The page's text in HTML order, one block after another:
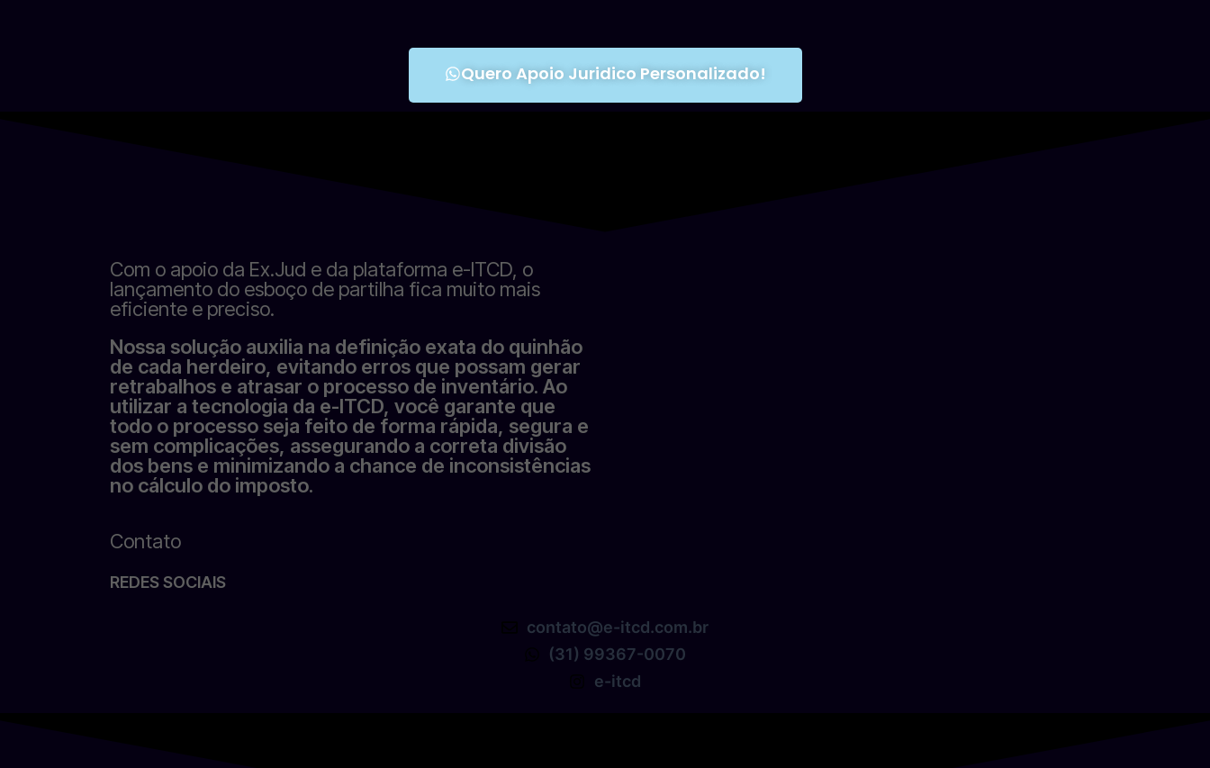
Quero Apoio Juridico Personalizado!
Com o apoio da Ex.Jud e da plataforma e-ITCD, o
lançamento do esboço de partilha fica muito mais
eficiente e preciso.
Nossa solução auxilia na definição exata do quinhão
de cada herdeiro, evitando erros que possam gerar
retrabalhos e atrasar o processo de inventário. Ao
utilizar a tecnologia da e-ITCD, você garante que
todo o processo seja feito de forma rápida, segura e
sem complicações, assegurando a correta divisão
dos bens e minimizando a chance de inconsistências
no cálculo do imposto.
Contato
REDES SOCIAIS
contato@e-itcd.com.br
(31) 99367-0070
e-itcd